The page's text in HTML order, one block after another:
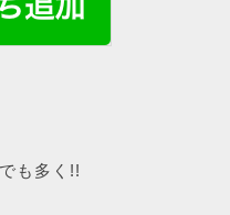
も多く!!